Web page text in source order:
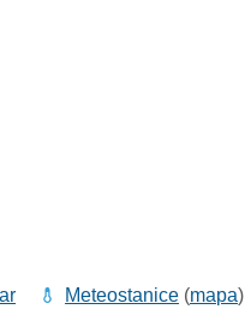
Meteostanice (mapa)